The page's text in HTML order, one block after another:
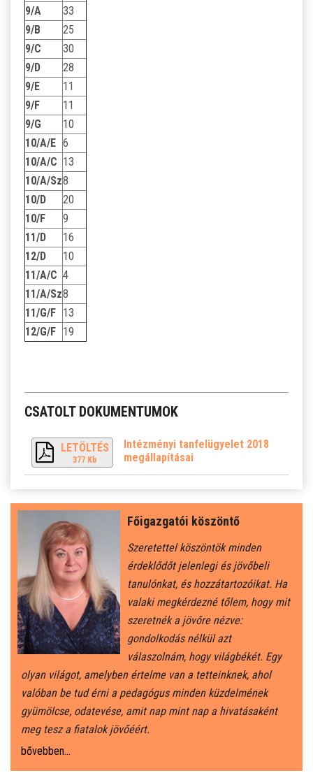
Főigazgatói köszöntő
Szeretettel köszöntök minden
érdeklődőt jelenlegi és jövőbeli
tanulónkat, és hozzátartozóikat. Ha
valaki megkérdezné tőlem, hogy mit
szeretnék a jövőre nézve:
gondolkodás nélkül azt
válaszolnám, hogy világbékét. Egy
olyan világot, amelyben értelme van a tetteinknek, ahol
valóban be tud érni a pedagógus minden küzdelmének
gyümölcse, odatevése, amit nap mint nap a hivatásaként
meg tesz a fiatalok jövőéért.
bővebben...
9/A
33
9/B
25
9/C
30
9/D
28
9/E
11
9/F
11
9/G
10
10/A/E 6
10/A/C 13
10/A/Sz8
10/D
20
10/F
9
11/D
16
12/D
10
11/A/C 4
11/A/Sz8
11/G/F 13
12/G/F 19
CSATOLT DOKUMENTUMOK
LETÖLTÉS
377 Kb
Intézményi tanfelügyelet 2018
megállapításai